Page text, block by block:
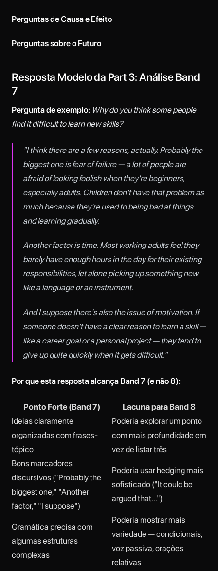
Perguntas de Causa e Efeito
Perguntas sobre o Futuro
Resposta Modelo da Part 3: Análise Band
7
Pergunta de exemplo: Why do you think some people
find it difficult to learn new skills?
"I think there are a few reasons, actually. Probably the
biggest one is fear of failure — a lot of people are
afraid of looking foolish when they're beginners,
especially adults. Children don't have that problem as
much because they're used to being bad at things
and learning gradually.
Another factor is time. Most working adults feel they
barely have enough hours in the day for their existing
responsibilities, let alone picking up something new
like a language or an instrument.
And I suppose there's also the issue of motivation. If
someone doesn't have a clear reason to learn a skill —
like a career goal or a personal project — they tend to
give up quite quickly when it gets difficult."
Por que esta resposta alcança Band 7 (e não 8):
Ponto Forte (Band 7)
Lacuna para Band 8
Ideias claramente
organizadas com frases-
tópico
Poderia explorar um ponto
com mais profundidade em
vez de listar três
Bons marcadores
discursivos ("Probably the
biggest one," "Another
factor," "I suppose")
Poderia usar hedging mais
sofisticado ("It could be
argued that...")
Gramática precisa com
algumas estruturas
complexas
Poderia mostrar mais
variedade — condicionais,
voz passiva, orações
relativas